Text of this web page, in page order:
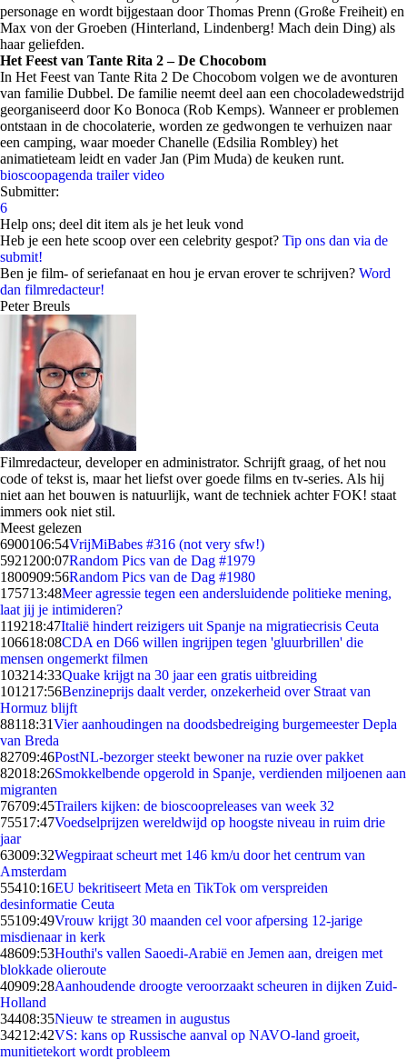
personage en wordt bijgestaan door Thomas Prenn (Große Freiheit) en
Max von der Groeben (Hinterland, Lindenberg! Mach dein Ding) als
haar geliefden.
Het Feest van Tante Rita 2 – De Chocobom
In Het Feest van Tante Rita 2 De Chocobom volgen we de avonturen
van familie Dubbel. De familie neemt deel aan een chocoladewedstrijd
georganiseerd door Ko Bonoca (Rob Kemps). Wanneer er problemen
ontstaan in de chocolaterie, worden ze gedwongen te verhuizen naar
een camping, waar moeder Chanelle (Edsilia Rombley) het
animatieteam leidt en vader Jan (Pim Muda) de keuken runt.
bioscoopagenda trailer video
Submitter:
6
Help ons; deel dit item als je het leuk vond
Heb je een hete scoop over een celebrity gespot? Tip ons dan via de
submit!
Ben je film- of seriefanaat en hou je ervan erover te schrijven? Word
dan filmredacteur!
Peter Breuls
Filmredacteur, developer en administrator. Schrijft graag, of het nou
code of tekst is, maar het liefst over goede films en tv-series. Als hij
niet aan het bouwen is natuurlijk, want de techniek achter FOK! staat
immers ook niet stil.
Meest gelezen
6900106:54VrijMiBabes #316 (not very sfw!)
5921200:07Random Pics van de Dag #1979
1800909:56Random Pics van de Dag #1980
175713:48Meer agressie tegen een andersluidende politieke mening,
laat jij je intimideren?
119218:47Italië hindert reizigers uit Spanje na migratiecrisis Ceuta
106618:08CDA en D66 willen ingrijpen tegen 'gluurbrillen' die
mensen ongemerkt filmen
103214:33Quake krijgt na 30 jaar een gratis uitbreiding
101217:56Benzineprijs daalt verder, onzekerheid over Straat van
Hormuz blijft
88118:31Vier aanhoudingen na doodsbedreiging burgemeester Depla
van Breda
82709:46PostNL-bezorger steekt bewoner na ruzie over pakket
82018:26Smokkelbende opgerold in Spanje, verdienden miljoenen aan
migranten
76709:45Trailers kijken: de bioscoopreleases van week 32
75517:47Voedselprijzen wereldwijd op hoogste niveau in ruim drie
jaar
63009:32Wegpiraat scheurt met 146 km/u door het centrum van
Amsterdam
55410:16EU bekritiseert Meta en TikTok om verspreiden
desinformatie Ceuta
55109:49Vrouw krijgt 30 maanden cel voor afpersing 12-jarige
misdienaar in kerk
48609:53Houthi's vallen Saoedi-Arabië en Jemen aan, dreigen met
blokkade olieroute
40909:28Aanhoudende droogte veroorzaakt scheuren in dijken Zuid-
Holland
34408:35Nieuw te streamen in augustus
34212:42VS: kans op Russische aanval op NAVO-land groeit,
munitietekort wordt probleem